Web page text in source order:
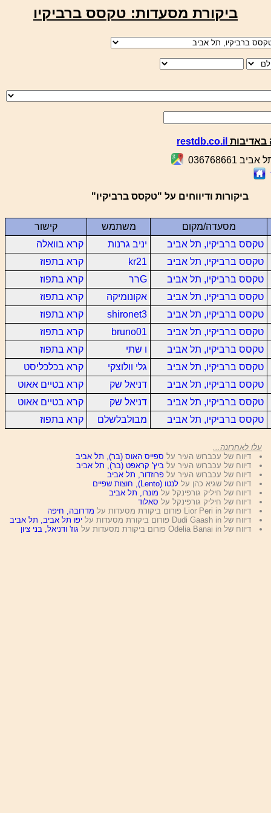
ביקורת מסעדות: טקסס ברביקיו
restdb.co.il
ביקורות ודיווחים על "טקסס ברביקיו"
מסעדה/מקום משתמש
קישור
טקסס ברביקיו, תל אביב
יניב גרנות
קרא בוואלה
טקסס ברביקיו, תל אביב
kr21
קרא בתפוז
טקסס ברביקיו, תל אביב
Gרר
קרא בתפוז
טקסס ברביקיו, תל אביב
אקונומיקה
קרא בתפוז
טקסס ברביקיו, תל אביב
shironet3
קרא בתפוז
טקסס ברביקיו, תל אביב
bruno01
קרא בתפוז
טקסס ברביקיו, תל אביב
ו שתי
קרא בתפוז
טקסס ברביקיו, תל אביב
גלי וולוצקי
קרא בכלכליסט
טקסס ברביקיו, תל אביב
דניאל שק
קרא בטיים אאוט
טקסס ברביקיו, תל אביב
דניאל שק
קרא בטיים אאוט
טקסס ברביקיו, תל אביב
מבולבלשלם קרא בתפוז
עלו לאחרונה...
דיווח של עכברוש העיר על ספייס האוס (בר), תל אביב
דיווח של עכברוש העיר על ביץ' קראפט (בר), תל אביב
דיווח של עכברוש העיר עלפרוזדור, תל אביב
דיווח של שגיא כהן עללנטו (Lento), חוצות שפיים
דיווח של חיליק גורפינקל על מונרו, תל אביב
דיווח של חיליק גורפינקל על סאלוד
דיווח של Lior Peri in פורום ביקורת מסעדות על
מדרובה, חיפה
דיווח של Dudi Gaash in פורום ביקורת מסעדות על
יפו תל אביב, תל אביב
דיווח של Odelia Banai in פורום ביקורת מסעדות על
גוז' ודניאל, בני ציון